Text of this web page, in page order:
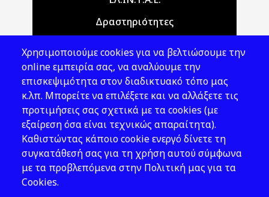
Δραστηριότητες
Νομοθεσία
Εκδόσεις
Νέα - Εκδηλώσεις
Ακολουθήστε μας
Χρησιμοποιούμε cookies για να βελτιώσουμε την
online εμπειρία σας, να αναλύουμε την
επισκεψιμότητα στον διαδικτυακό τόπο μας
κ.λπ. Μπορείτε να επιλέξετε και να αλλάξετε τις
προτιμήσεις σας σχετικά με τα cookies (με
εξαίρεση όσα είναι τεχνικώς απαραίτητα).
Καθιστώντας κάποιο cookie ενεργό δίνετε τη
συγκατάθεσή σας για τη χρήση αυτού σύμφωνα
με τα προβλεπόμενα στην Πολιτική μας για τα
Cookies.